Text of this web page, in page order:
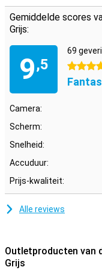
Gemiddelde scores
Grijs:
9,5
69
5 sterren
Camera:
Scherm:
Snelheid:
Accuduur:
Prijs-kwaliteit:
Alle reviews
Outletproducten van
Grijs